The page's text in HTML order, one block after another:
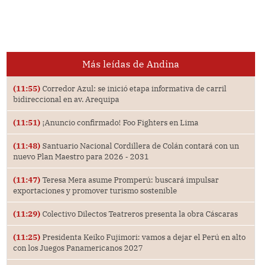
Más leídas de Andina
(11:55) Corredor Azul: se inició etapa informativa de carril
bidireccional en av. Arequipa
(11:51) ¡Anuncio confirmado! Foo Fighters en Lima
(11:48) Santuario Nacional Cordillera de Colán contará con un
nuevo Plan Maestro para 2026 - 2031
(11:47) Teresa Mera asume Promperú: buscará impulsar
exportaciones y promover turismo sostenible
(11:29) Colectivo Dilectos Teatreros presenta la obra Cáscaras
(11:25) Presidenta Keiko Fujimori: vamos a dejar el Perú en alto
con los Juegos Panamericanos 2027